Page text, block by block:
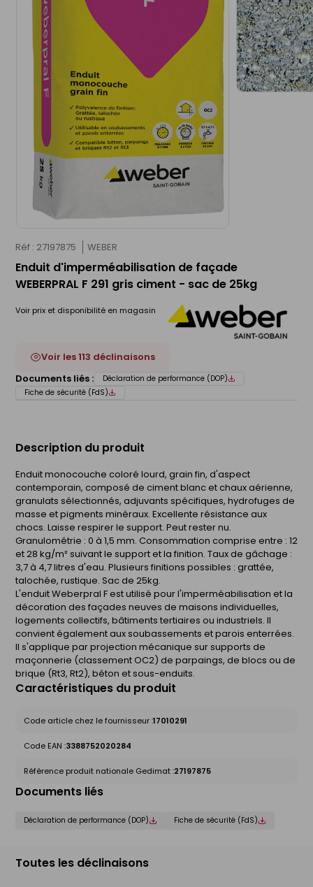
Réf : 27197875 WEBER
Enduit d'imperméabilisation de façade
WEBERPRAL F 291 gris ciment - sac de 25kg
Voir prix et disponibilité en magasin
Voir les 113 déclinaisons
Documents liés :
Déclaration de performance (DOP)
Fiche de sécurité (FdS)
Description du produit
Enduit monocouche coloré lourd, grain fin, d'aspect
contemporain, composé de ciment blanc et chaux aérienne,
granulats sélectionnés, adjuvants spécifiques, hydrofuges de
masse et pigments minéraux. Excellente résistance aux
chocs. Laisse respirer le support. Peut rester nu.
Granulométrie : 0 à 1,5 mm. Consommation comprise entre : 12
et 28 kg/m² suivant le support et la finition. Taux de gâchage :
3,7 à 4,7 litres d'eau. Plusieurs finitions possibles : grattée,
talochée, rustique. Sac de 25kg.
L'enduit Weberpral F est utilisé pour l'imperméabilisation et la
décoration des façades neuves de maisons individuelles,
logements collectifs, bâtiments tertiaires ou industriels. Il
convient également aux soubassements et parois enterrées.
Il s'applique par projection mécanique sur supports de
maçonnerie (classement OC2) de parpaings, de blocs ou de
brique (Rt3, Rt2), béton et sous-enduits.
Caractéristiques du produit
Code article chez le fournisseur :17010291
Code EAN :3388752020284
Référence produit nationale Gedimat :27197875
Documents liés
Déclaration de performance (DOP) Fiche de sécurité (FdS)
Toutes les déclinaisons